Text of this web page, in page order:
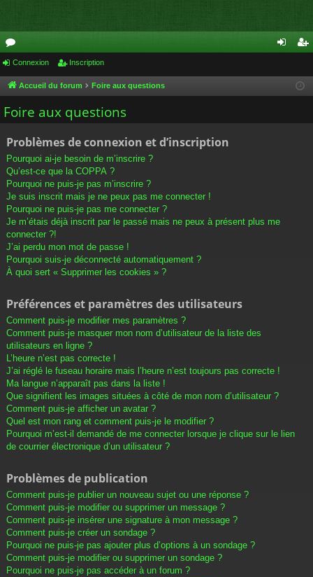
or
u
m
cri
Connexion Inscription
Accueil du forum Foire aux questions
Foire aux questions
Problèmes de connexion et d’inscription
Pourquoi ai-je besoin de m’inscrire ?
Qu’est-ce que la COPPA ?
Pourquoi ne puis-je pas m’inscrire ?
Je suis inscrit mais je ne peux pas me connecter !
Pourquoi ne puis-je pas me connecter ?
Je m’étais déjà inscrit par le passé mais ne peux à présent plus me
connecter ?!
J’ai perdu mon mot de passe !
Pourquoi suis-je déconnecté automatiquement ?
À quoi sert « Supprimer les cookies » ?
Préférences et paramètres des utilisateurs
Comment puis-je modifier mes paramètres ?
Comment puis-je masquer mon nom d’utilisateur de la liste des
utilisateurs en ligne ?
L’heure n’est pas correcte !
J’ai réglé le fuseau horaire mais l’heure n’est toujours pas correcte !
Ma langue n’apparaît pas dans la liste !
Que signifient les images situées à côté de mon nom d’utilisateur ?
Comment puis-je afficher un avatar ?
Quel est mon rang et comment puis-je le modifier ?
Pourquoi m’est-il demandé de me connecter lorsque je clique sur le lien
de courrier électronique d’un utilisateur ?
Problèmes de publication
Comment puis-je publier un nouveau sujet ou une réponse ?
Comment puis-je modifier ou supprimer un message ?
Comment puis-je insérer une signature à mon message ?
Comment puis-je créer un sondage ?
Pourquoi ne puis-je pas ajouter plus d’options à un sondage ?
Comment puis-je modifier ou supprimer un sondage ?
Pourquoi ne puis-je pas accéder à un forum ?